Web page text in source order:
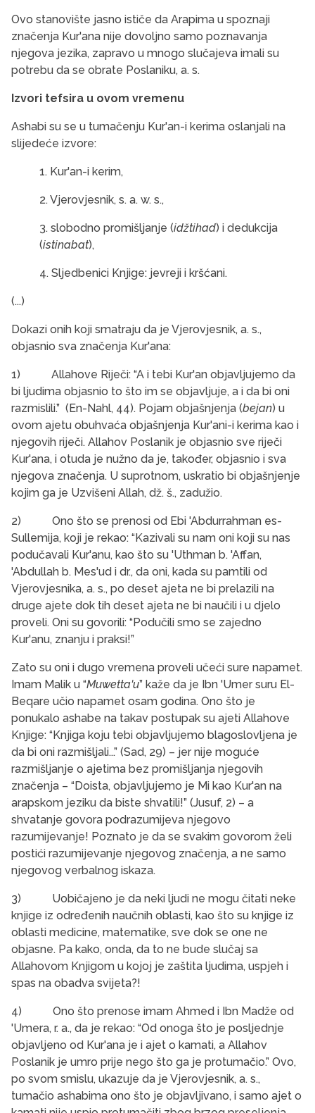
Ovo stanovište jasno ističe da Arapima u spoznaji
značenja Kur'ana nije dovoljno samo poznavanja
njegova jezika, zapravo u mnogo slučajeva imali su
potrebu da se obrate Poslaniku, a. s.
Izvori tefsira u ovom vremenu
Ashabi su se u tumačenju Kur'an-i kerima oslanjali na
slijedeće izvore:
1. Kur'an-i kerim,
2. Vjerovjesnik, s. a. w. s.,
3. slobodno promišljanje (idžtihad) i dedukcija
(istinabat),
4. Sljedbenici Knjige: jevreji i kršćani.
(...)
Dokazi onih koji smatraju da je Vjerovjesnik, a. s.,
objasnio sva značenja Kur'ana:
1) Allahove Riječi: “A i tebi Kur'an objavljujemo da
bi ljudima objasnio to što im se objavljuje, a i da bi oni
razmislili.” (En-Nahl, 44). Pojam objašnjenja (bejan) u
ovom ajetu obuhvaća objašnjenja Kur'ani-i kerima kao i
njegovih riječi. Allahov Poslanik je objasnio sve riječi
Kur'ana, i otuda je nužno da je, također, objasnio i sva
njegova značenja. U suprotnom, uskratio bi objašnjenje
kojim ga je Uzvišeni Allah, dž. š., zadužio.
2) Ono što se prenosi od Ebi 'Abdurrahman es-
Sullemija, koji je rekao: “Kazivali su nam oni koji su nas
podučavali Kur'anu, kao što su 'Uthman b. 'Affan,
'Abdullah b. Mes'ud i dr., da oni, kada su pamtili od
Vjerovjesnika, a. s., po deset ajeta ne bi prelazili na
druge ajete dok tih deset ajeta ne bi naučili i u djelo
proveli. Oni su govorili: “Podučili smo se zajedno
Kur'anu, znanju i praksi!”
Zato su oni i dugo vremena proveli učeći sure napamet.
Imam Malik u “Muwetta'u” kaže da je Ibn 'Umer suru El-
Beqare učio napamet osam godina. Ono što je
ponukalo ashabe na takav postupak su ajeti Allahove
Knjige: “Knjiga koju tebi objavljujemo blagoslovljena je
da bi oni razmišljali...” (Sad, 29) – jer nije moguće
razmišljanje o ajetima bez promišljanja njegovih
značenja – “Doista, objavljujemo je Mi kao Kur'an na
arapskom jeziku da biste shvatili!” (Jusuf, 2) – a
shvatanje govora podrazumijeva njegovo
razumijevanje! Poznato je da se svakim govorom želi
postići razumijevanje njegovog značenja, a ne samo
njegovog verbalnog iskaza.
3) Uobičajeno je da neki ljudi ne mogu čitati neke
knjige iz određenih naučnih oblasti, kao što su knjige iz
oblasti medicine, matematike, sve dok se one ne
objasne. Pa kako, onda, da to ne bude slučaj sa
Allahovom Knjigom u kojoj je zaštita ljudima, uspjeh i
spas na obadva svijeta?!
4) Ono što prenose imam Ahmed i Ibn Madže od
'Umera, r. a., da je rekao: “Od onoga što je posljednje
objavljeno od Kur'ana je i ajet o kamati, a Allahov
Poslanik je umro prije nego što ga je protumačio.” Ovo,
po svom smislu, ukazuje da je Vjerovjesnik, a. s.,
tumačio ashabima ono što je objavljivano, i samo ajet o